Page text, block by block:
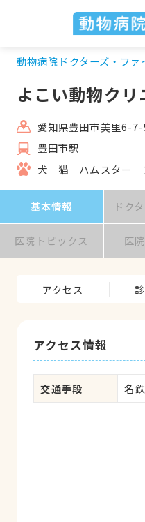
動物病院ドクターズ・ファ
よこい動物クリ
愛知県豊田市美里6-7-
豊田市駅
犬
猫 ハムスター
基本情報 ドク
医院トピックス 医
アクセス
アクセス情報
交通手段 名